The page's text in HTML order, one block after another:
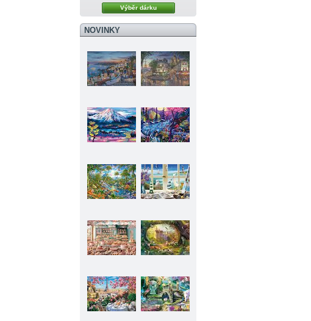
Výběr dárku
NOVINKY